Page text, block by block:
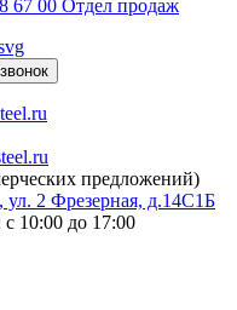
67 00 Отдел продаж
предложений)
ул. 2 Фрезерная, д.14С1Б
10:00 до 17:00